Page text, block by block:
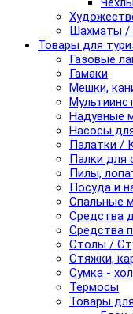
Шахматы /
Товары для
Газовые
Гамаки
Мешки,
Надувные
Насосы
Палатки /
Палки для
Пилы,
Посуда и
Спальные
Средства
Средства
Столы /
Стяжки,
Сумка -
Термосы
Товары